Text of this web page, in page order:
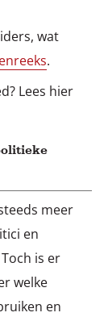
wat
.
Lees hier
meer
en
is er
welke
en